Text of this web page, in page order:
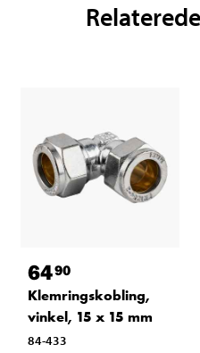
6490
Klemringskobling,
vinkel, 15 x 15 mm
84-433